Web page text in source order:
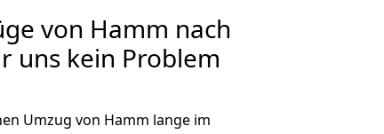
von Hamm nach
uns kein Problem
Umzug von Hamm lange im